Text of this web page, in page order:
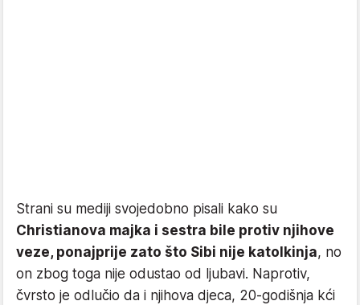
Strani su mediji svojedobno pisali kako su
Christianova majka i sestra bile protiv njihove
veze, ponajprije zato što Sibi nije katolkinja, no
on zbog toga nije odustao od ljubavi. Naprotiv,
čvrsto je odlučio da i njihova djeca, 20-godišnja kći